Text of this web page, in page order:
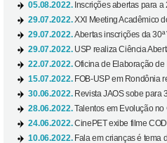
05.08.2022. Inscrições abertas para a
29.07.2022.XXI Meeting Acadêmico
29.07.2022.Abertas inscrições da 30ª
29.07.2022. USP realiza Ciência
22.07.2022.Oficina de Elaboração de
15.07.2022. FOB-USP em Rondônia
30.06.2022. Revista JAOS sobe para
28.06.2022.Talentos em Evolução no
24.06.2022.CinePET exibe filme
10.06.2022. Fala em crianças é tema